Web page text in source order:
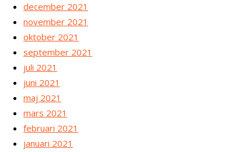
december 2021
november 2021
oktober 2021
september 2021
juli 2021
juni 2021
maj 2021
mars 2021
februari 2021
januari 2021